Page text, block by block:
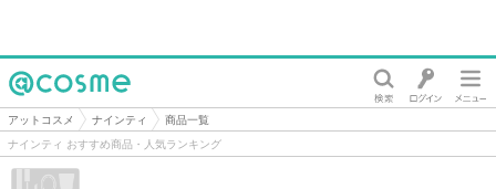
@cosme
アットコスメ ナインティ
商品一覧
ナインティ おすすめ商品・人気ランキング